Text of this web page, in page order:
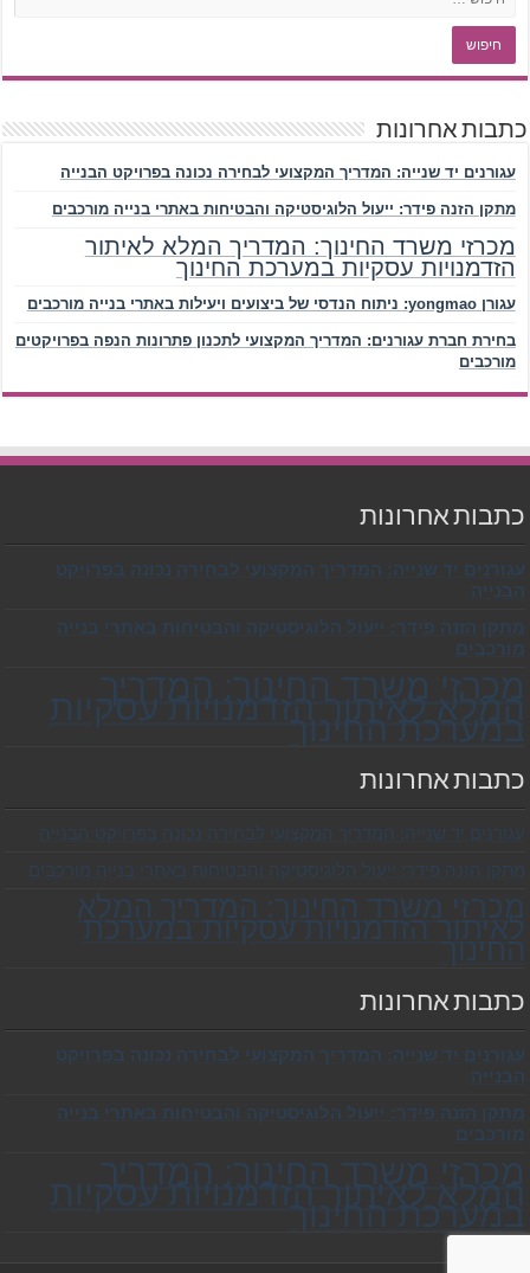
כתבות אחרונות
עגורנים יד שנייה: המדריך המקצועי לבחירה נכונה בפרויקט הבנייה
מתקן הזנה פידר: ייעול הלוגיסטיקה והבטיחות באתרי בנייה מורכבים
מכרזי משרד החינוך: המדריך המלא לאיתור
הזדמנויות עסקיות במערכת החינוך
עגורן yongmao: ניתוח הנדסי של ביצועים ויעילות באתרי בנייה מורכבים
בחירת חברת עגורנים: המדריך המקצועי לתכנון פתרונות הנפה בפרויקטים
מורכבים
כתבות אחרונות
עגורנים יד שנייה: המדריך המקצועי לבחירה נכונה בפרויקט
הבנייה
מתקן הזנה פידר: ייעול הלוגיסטיקה והבטיחות באתרי בנייה
מורכבים
מכרזי משרד החינוך: המדריך
המלא לאיתור הזדמנויות עסקיות
במערכת החינוך
כתבות אחרונות
עגורנים יד שנייה: המדריך המקצועי לבחירה נכונה בפרויקט הבנייה
מתקן הזנה פידר: ייעול הלוגיסטיקה והבטיחות באתרי בנייה מורכבים
מכרזי משרד החינוך: המדריך המלא
לאיתור הזדמנויות עסקיות במערכת
החינוך
כתבות אחרונות
עגורנים יד שנייה: המדריך המקצועי לבחירה נכונה בפרויקט
הבנייה
מתקן הזנה פידר: ייעול הלוגיסטיקה והבטיחות באתרי בנייה
מורכבים
מכרזי משרד החינוך: המדריך
המלא לאיתור הזדמנויות עסקיות
במערכת החינוך